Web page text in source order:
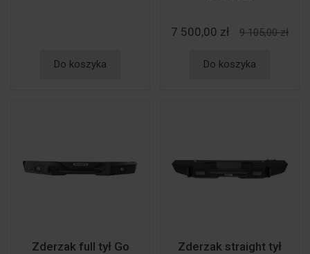
Do koszyka
7 500,00 zł 9 105,00 zł
Do koszyka
Zderzak full tył Go
Zderzak straight tył